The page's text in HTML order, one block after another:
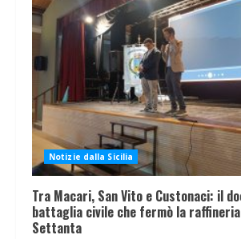
Notizie dalla Sicilia
Tra Macari, San Vito e Custonaci: il
battaglia civile che fermò la
Settanta